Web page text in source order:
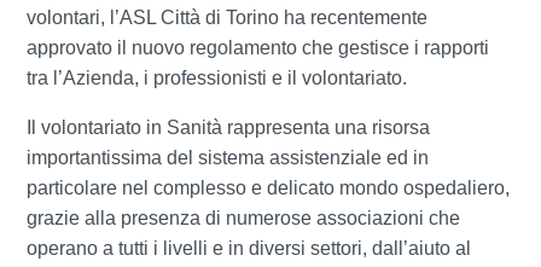
volontari, l’ASL Città di Torino ha recentemente
approvato il nuovo regolamento che gestisce i rapporti
tra l’Azienda, i professionisti e il volontariato.
Il volontariato in Sanità rappresenta una risorsa
importantissima del sistema assistenziale ed in
particolare nel complesso e delicato mondo ospedaliero,
grazie alla presenza di numerose associazioni che
operano a tutti i livelli e in diversi settori, dall’aiuto al